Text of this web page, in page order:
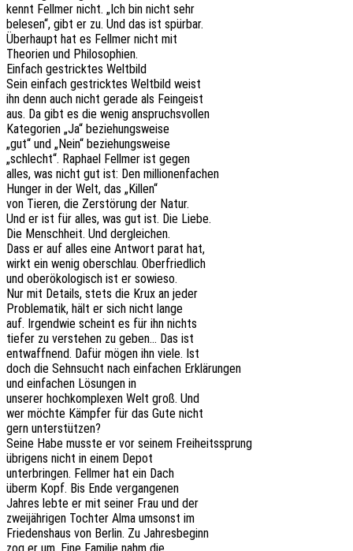
kennt Fell­mer nicht. „Ich bin nicht sehr
bele­sen“, gibt er zu. Und das ist spürbar.
Über­haupt hat es Fell­mer nicht mit
Theo­rien und Philosophien.
Einfach gestrick­tes Weltbild
Sein einfach gestrick­tes Welt­bild weist
ihn denn auch nicht gerade als Feingeist
aus. Da gibt es die wenig anspruchsvollen
Kate­go­rien „Ja“ beziehungsweise
„gut“ und „Nein“ beziehungsweise
„schlecht“. Rapha­el Fell­mer ist gegen
alles, was nicht gut ist: Den millionenfachen
Hunger in der Welt, das „Killen“
von Tieren, die Zerstö­rung der Natur.
Und er ist für alles, was gut ist. Die Liebe.
Die Mensch­heit. Und dergleichen.
Dass er auf alles eine Antwort parat hat,
wirkt ein wenig ober­schlau. Oberfriedlich
und ober­öko­lo­gisch ist er sowieso.
Nur mit Details, stets die Krux an jeder
Proble­ma­tik, hält er sich nicht lange
auf. Irgend­wie scheint es für ihn nichts
tiefer zu verste­hen zu geben… Das ist
entwaff­nend. Dafür mögen ihn viele. Ist
doch die Sehn­sucht nach einfa­chen Erklärungen
und einfa­chen Lösun­gen in
unse­rer hoch­kom­ple­xen Welt groß. Und
wer möchte Kämp­fer für das Gute nicht
gern unterstützen?
Seine Habe musste er vor seinem Freiheitssprung
übri­gens nicht in einem Depot
unter­brin­gen. Fell­mer hat ein Dach
überm Kopf. Bis Ende vergangenen
Jahres lebte er mit seiner Frau und der
zwei­jäh­ri­gen Toch­ter Alma umsonst im
Frie­dens­haus von Berlin. Zu Jahresbeginn